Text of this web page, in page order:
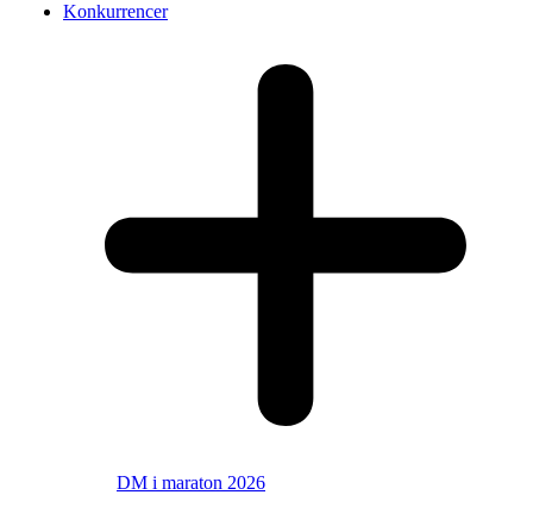
Konkurrencer
DM i maraton 2026